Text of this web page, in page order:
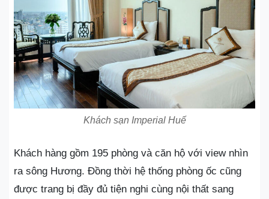
Khách sạn Imperial Huế
Khách hàng gồm 195 phòng và căn hộ với view nhìn
ra sông Hương. Đồng thời hệ thống phòng ốc cũng
được trang bị đầy đủ tiện nghi cùng nội thất sang